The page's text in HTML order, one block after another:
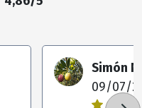
Simón
09/07/